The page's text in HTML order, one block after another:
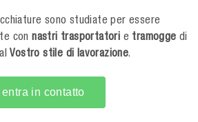
sono studiate per essere
connastri trasportatori e tramogge di
Vostro stile di lavorazione.
entra in contatto